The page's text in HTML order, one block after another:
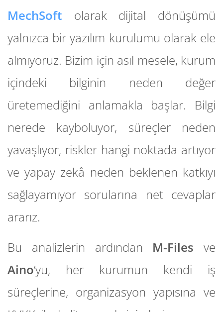
MechSoft olarak dijital dönüşümü
yalnızca bir yazılım kurulumu olarak ele
almıyoruz. Bizim için asıl mesele, kurum
içindeki bilginin neden değer
üretemediğini anlamakla başlar. Bilgi
nerede kayboluyor, süreçler neden
yavaşlıyor, riskler hangi noktada artıyor
ve yapay zekâ neden beklenen katkıyı
sağlayamıyor sorularına net cevaplar
ararız.
Bu analizlerin ardından M-Files ve
Aino’yu, her kurumun kendi iş
süreçlerine, organizasyon yapısına ve